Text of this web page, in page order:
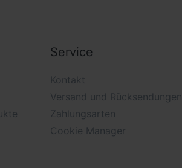
Service
Kontakt
Versand und Rücksendungen
Zahlungsarten
Cookie Manager